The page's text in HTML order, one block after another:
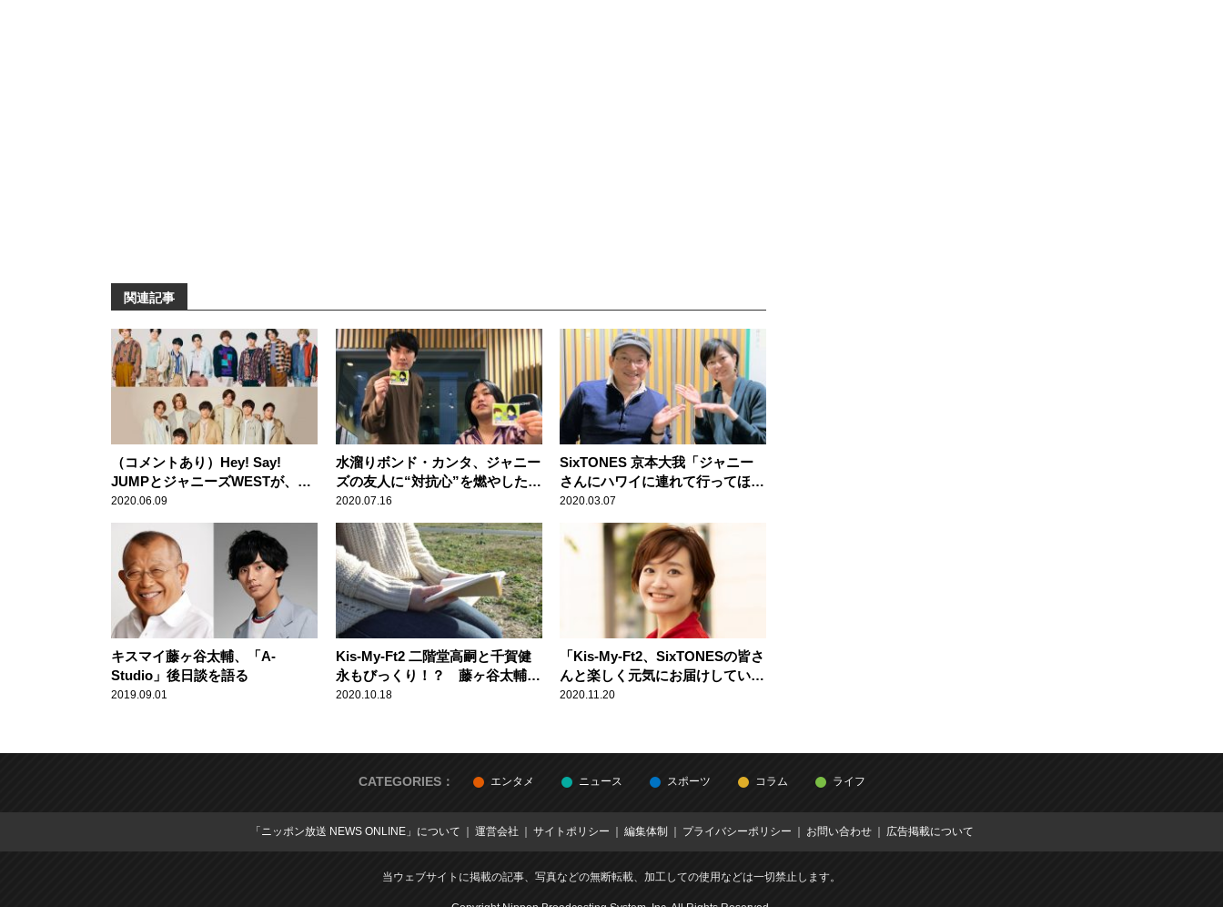
関連記事
（コメントあり）Hey! Say!
JUMPとジャニーズWESTが、グ
ループ初となるオールナイトニッ
ポンを担当！
2020.06.09
水溜りボンド・カンタ、ジャニー
ズの友人に“対抗心”を燃やした過
去を告白
2020.07.16
SixTONES 京本大我「ジャニー
さんにハワイに連れて行ってほし
いって言ったら……」
2020.03.07
キスマイ藤ヶ谷太輔、「A-
Studio」後日談を語る
2019.09.01
Kis-My-Ft2 二階堂高嗣と千賀健
永もびっくり！？ 藤ヶ谷太輔の
超意外な愛読書とは？
2020.10.18
「Kis-My-Ft2、SixTONESの皆さ
んと楽しく元気にお届けしていき
ます」新行市佳アナウンサー
2020.11.20
CATEGORIES： エンタメ ニュース スポーツ コラム ライフ
「ニッポン放送 NEWS ONLINE」について 運営会社 サイトポリシー 編集体制 プライバシーポリシー お問い合わせ 広告掲載について
当ウェブサイトに掲載の記事、写真などの無断転載、加工しての使用などは一切禁止します。